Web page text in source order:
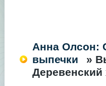
Анна Олсон:
выпечки
»
Деревенский